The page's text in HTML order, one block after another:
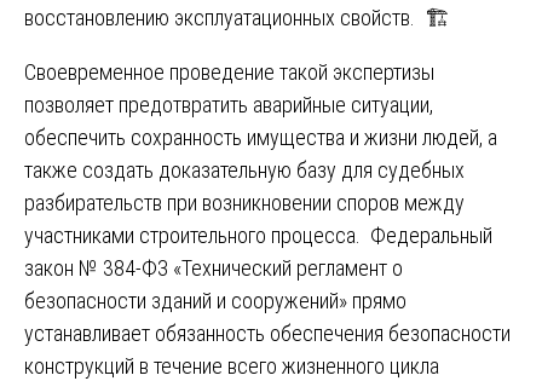
восстановлению эксплуатационных свойств. 🏗️
Своевременное проведение такой экспертизы
позволяет предотвратить аварийные ситуации,
обеспечить сохранность имущества и жизни людей, а
также создать доказательную базу для судебных
разбирательств при возникновении споров между
участниками строительного процесса. Федеральный
закон № 384-ФЗ «Технический регламент о
безопасности зданий и сооружений» прямо
устанавливает обязанность обеспечения безопасности
конструкций в течение всего жизненного цикла